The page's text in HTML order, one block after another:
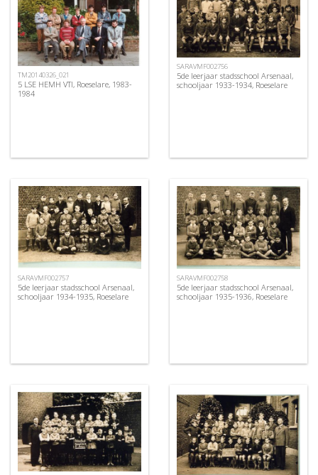
TM20140326_021
5 LSE HEMH VTI, Roeselare, 1983-
1984
SARAVMF002756
5de leerjaar stadsschool Arsenaal,
schooljaar 1933-1934, Roeselare
SARAVMF002757
5de leerjaar stadsschool Arsenaal,
schooljaar 1934-1935, Roeselare
SARAVMF002758
5de leerjaar stadsschool Arsenaal,
schooljaar 1935-1936, Roeselare